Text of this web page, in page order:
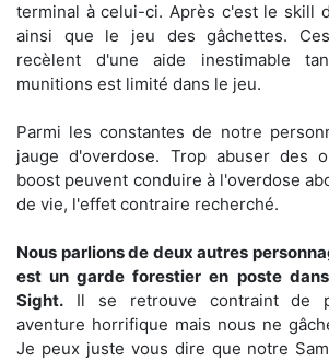
terminal à celui-ci. Après c'est le skill
ainsi que le jeu des gâchettes.
recèlent d'une aide inestimable
munitions est limité dans le jeu.
Parmi les constantes de notre
jauge d'overdose. Trop abuser des
boost peuvent conduire à l'overdose
de vie, l'effet contraire recherché.
Nous parlions de deux autres
est un garde forestier en poste
Sight. Il se retrouve contraint de
aventure horrifique mais nous ne
Je peux juste vous dire que notre